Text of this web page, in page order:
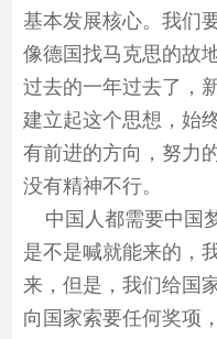
基本发展核心。我们
像德国找马克思的故
过去的一年过去了，
建立起这个思想，始
有前进的方向，努力
没有精神不行。
中国人都需要中国
是不是喊就能来的，
来，但是，我们给国
向国家索要任何奖项